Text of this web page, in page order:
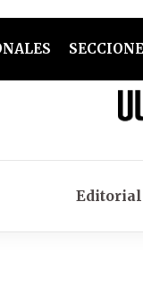
Editorial